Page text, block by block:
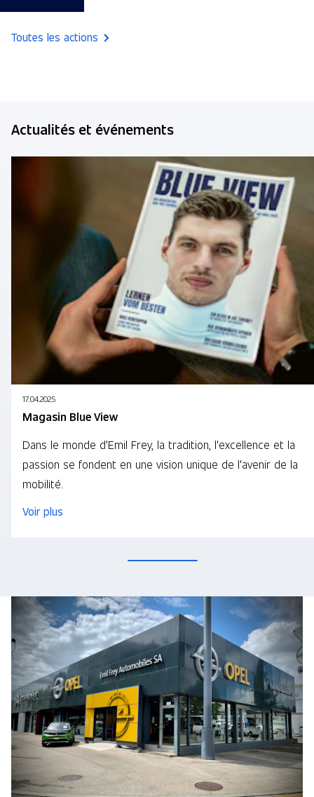
Toutes les actions
Actualités et événements
17.04.2025
Magasin Blue View
Dans le monde d'Emil Frey, la tradition, l'excellence et la
passion se fondent en une vision unique de l'avenir de la
mobilité.
Voir plus